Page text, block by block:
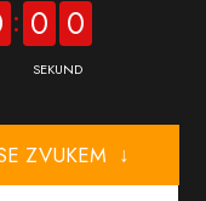
0 0
SEKUND
ZVUKEM ↓